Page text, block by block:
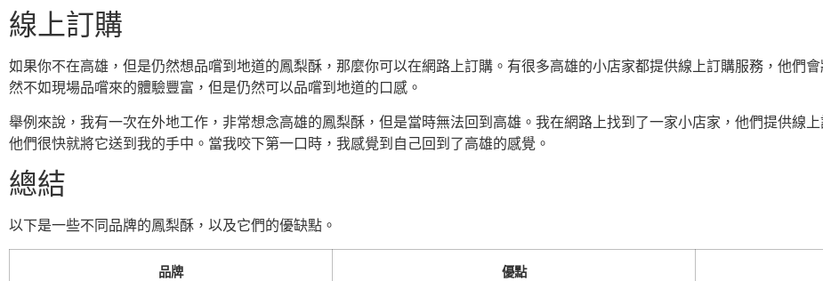
線上訂購
如果你不在高雄，但是仍然想品嚐到地道的鳳梨酥，那麼你可以在網路上訂購。有很多高雄的小店家都提供線上訂購服務，他們
然不如現場品嚐來的體驗豐富，但是仍然可以品嚐到地道的口感。
舉例來說，我有一次在外地工作，非常想念高雄的鳳梨酥，但是當時無法回到高雄。我在網路上找到了一家小店家，他們提供線
他們很快就將它送到我的手中。當我咬下第一口時，我感覺到自己回到了高雄的感覺。
總結
以下是一些不同品牌的鳳梨酥，以及它們的優缺點。
品牌 優點